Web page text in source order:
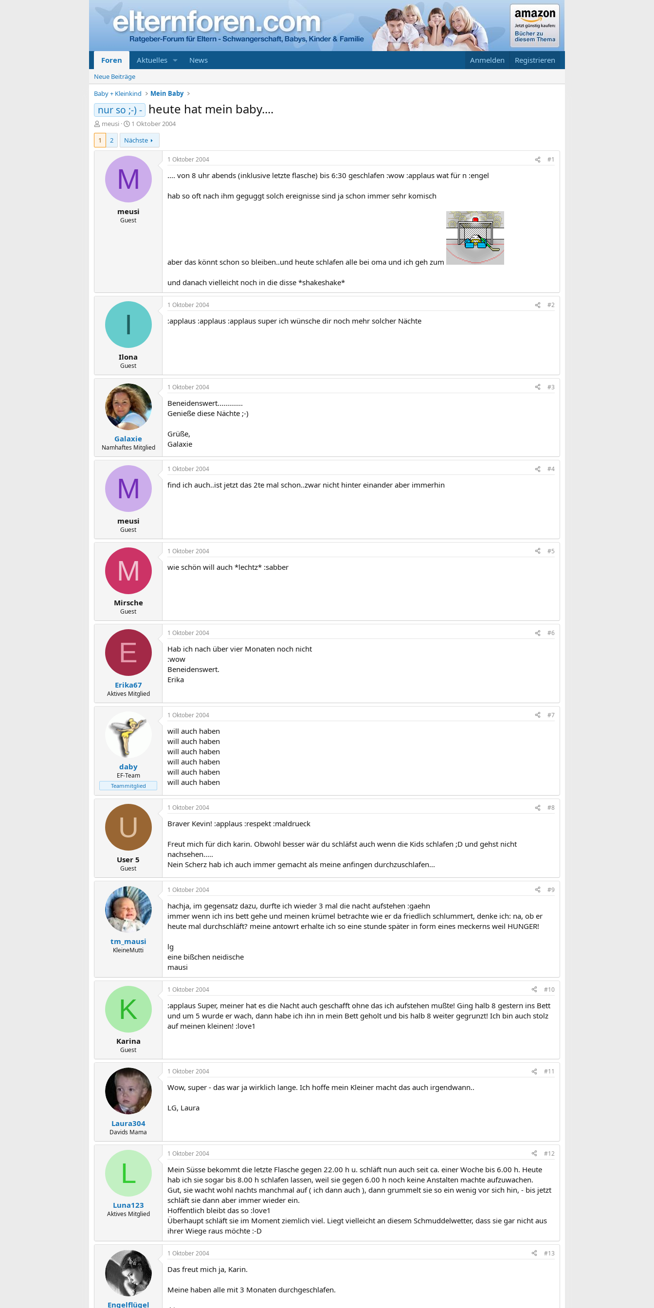
Foren Aktuelles News Anmelden Registrieren
Neue Beiträge
Baby + Kleinkind
Mein Baby
nur so ;-) - heute hat mein baby....
E
r
t
meusi
E
r
s
t
e
l
t
m
1 Oktober 2004
1
2 Nächste
M
meusi
Guest
1 Oktober 2004 #1
.... von 8 uhr abends (inklusive letzte flasche) bis 6:30 geschlafen :wow :applaus wat für n :engel
hab so oft nach ihm geguggt solch ereignisse sind ja schon immer sehr komisch
aber das könnt schon so bleiben..und heute schlafen alle bei oma und ich geh zum
und danach vielleicht noch in die disse *shakeshake*
I
Ilona
Guest
1 Oktober 2004 #2
:applaus :applaus :applaus super ich wünsche dir noch mehr solcher Nächte
Galaxie
Namhaftes Mitglied
1 Oktober 2004 #3
Beneidenswert.............
Genieße diese Nächte ;-)
Grüße,
Galaxie
M
meusi
Guest
1 Oktober 2004 #4
find ich auch..ist jetzt das 2te mal schon..zwar nicht hinter einander aber immerhin
M
Mirsche
Guest
1 Oktober 2004 #5
wie schön will auch *lechtz* :sabber
E
Erika67
Aktives Mitglied
1 Oktober 2004 #6
Hab ich nach über vier Monaten noch nicht
:wow
Beneidenswert.
Erika
daby
EF-Team
Teammitglied
1 Oktober 2004 #7
will auch haben
will auch haben
will auch haben
will auch haben
will auch haben
will auch haben
U
User 5
Guest
1 Oktober 2004 #8
Braver Kevin! :applaus :respekt :maldrueck
Freut mich für dich karin. Obwohl besser wär du schläfst auch wenn die Kids schlafen ;D und gehst nicht
nachsehen.....
Nein Scherz hab ich auch immer gemacht als meine anfingen durchzuschlafen...
tm_mausi
KleineMutti
1 Oktober 2004 #9
hachja, im gegensatz dazu, durfte ich wieder 3 mal die nacht aufstehen :gaehn
immer wenn ich ins bett gehe und meinen krümel betrachte wie er da friedlich schlummert, denke ich: na, ob er
heute mal durchschläft? meine antowrt erhalte ich so eine stunde später in form eines meckerns weil HUNGER!
lg
eine bißchen neidische
mausi
K
Karina
Guest
1 Oktober 2004 #10
:applaus Super, meiner hat es die Nacht auch geschafft ohne das ich aufstehen mußte! Ging halb 8 gestern ins Bett
und um 5 wurde er wach, dann habe ich ihn in mein Bett geholt und bis halb 8 weiter gegrunzt! Ich bin auch stolz
auf meinen kleinen! :love1
Laura304
Davids Mama
1 Oktober 2004 #11
Wow, super - das war ja wirklich lange. Ich hoffe mein Kleiner macht das auch irgendwann..
LG, Laura
L
Luna123
Aktives Mitglied
1 Oktober 2004 #12
Mein Süsse bekommt die letzte Flasche gegen 22.00 h u. schläft nun auch seit ca. einer Woche bis 6.00 h. Heute
hab ich sie sogar bis 8.00 h schlafen lassen, weil sie gegen 6.00 h noch keine Anstalten machte aufzuwachen.
Gut, sie wacht wohl nachts manchmal auf ( ich dann auch ), dann grummelt sie so ein wenig vor sich hin, - bis jetzt
schläft sie dann aber immer wieder ein.
Hoffentlich bleibt das so :love1
Überhaupt schläft sie im Moment ziemlich viel. Liegt vielleicht an diesem Schmuddelwetter, dass sie gar nicht aus
ihrer Wiege raus möchte :-D
Engelflügel
1 Oktober 2004 #13
Das freut mich ja, Karin.
Meine haben alle mit 3 Monaten durchgeschlafen.